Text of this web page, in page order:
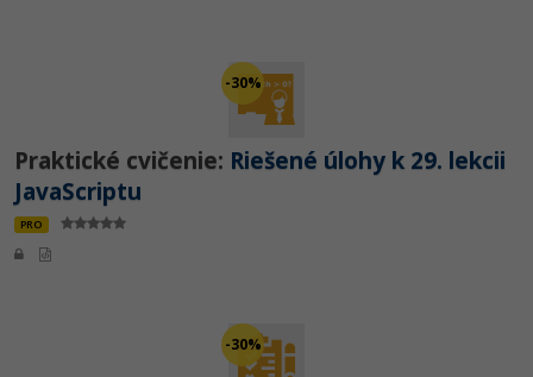
-30%
Praktické cvičenie: Riešené úlohy k 29. lekcii
JavaScriptu
PRO
-30%